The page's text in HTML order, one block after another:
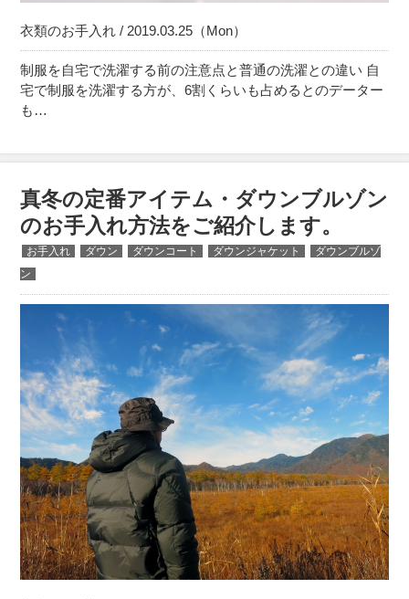
衣類のお手入れ / 2019.03.25（Mon）
制服を自宅で洗濯する前の注意点と普通の洗濯との違い 自
宅で制服を洗濯する方が、6割くらいも占めるとのデーター
も…
真冬の定番アイテム・ダウンブルゾン
のお手入れ方法をご紹介します。
お手入れ ダウン ダウンコート ダウンジャケット
ダウンブルゾ
ン